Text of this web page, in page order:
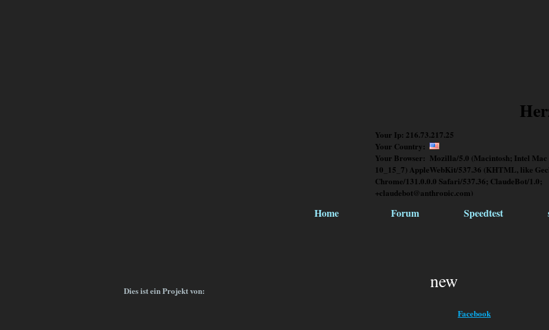
Your Ip: 216.73.217.25
Your Country:
Your Browser: Mozilla/5.0 (Macintosh; Intel Mac
10_15_7) AppleWebKit/537.36 (KHTML, like
Chrome/131.0.0.0 Safari/537.36; ClaudeBot/1.0;
+claudebot@anthropic.com)
Home Forum Speedtest
Dies ist ein Projekt von: new
Facebook